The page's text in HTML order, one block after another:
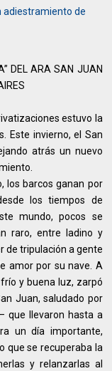
adiestramiento de
DEL ARA SAN JUAN
estuvo la
Este invierno, el San
atrás un nuevo
los barcos ganan por
los tiempos de
mundo, pocos se
raro, entre ladino y
de tripulación a gente
amor por su nave. A
y buena luz, zarpó
Juan, saludado por
que llevaron hasta a
un día importante,
que se recuperaba la
y relanzarlas al